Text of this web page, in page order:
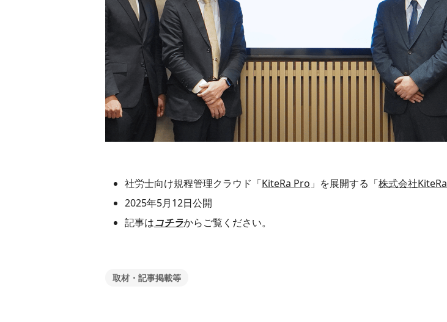
社労士向け規程管理クラウド「KiteRa Pro 」を展開する「株式会社KiteRa
2025年5月12日公開
記事はコチラからご覧ください。
取材・記事掲載等